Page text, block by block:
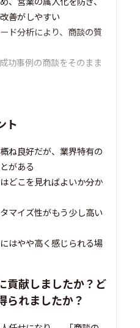
善がしやすい
ド分析により、商談の質
功事例の商談をそのまま
ト
ね良好だが、業界特有の
がある
どこを見ればよいか分か
マイズ性がもう少し高い
はやや高く感じられる場
貢献しましたか？ど
られましたか？